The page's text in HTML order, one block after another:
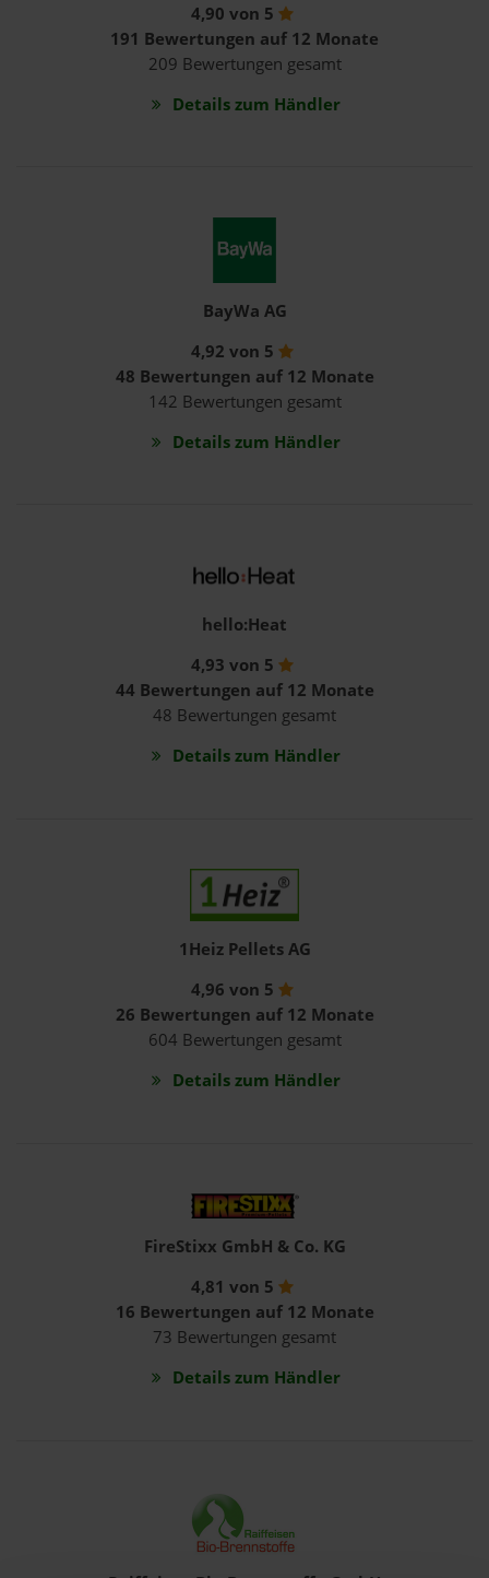
4,90 von 5
191 Bewertungen auf 12 Monate
209 Bewertungen gesamt
Details zum Händler
BayWa AG
4,92 von 5
48 Bewertungen auf 12 Monate
142 Bewertungen gesamt
Details zum Händler
hello:Heat
4,93 von 5
44 Bewertungen auf 12 Monate
48 Bewertungen gesamt
Details zum Händler
1Heiz Pellets AG
4,96 von 5
26 Bewertungen auf 12 Monate
604 Bewertungen gesamt
Details zum Händler
FireStixx GmbH & Co. KG
4,81 von 5
16 Bewertungen auf 12 Monate
73 Bewertungen gesamt
Details zum Händler